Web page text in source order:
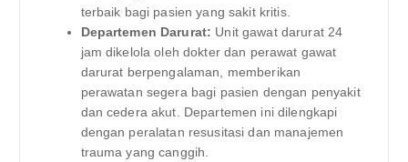
terbaik bagi pasien yang sakit kritis.
Departemen Darurat: Unit gawat darurat 24
jam dikelola oleh dokter dan perawat gawat
darurat berpengalaman, memberikan
perawatan segera bagi pasien dengan penyakit
dan cedera akut. Departemen ini dilengkapi
dengan peralatan resusitasi dan manajemen
trauma yang canggih.